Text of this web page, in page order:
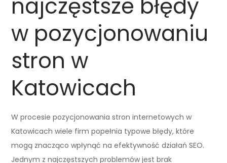
najczęstsze błędy
w pozycjonowaniu
stron w
Katowicach
W procesie pozycjonowania stron internetowych w
Katowicach wiele firm popełnia typowe błędy, które
mogą znacząco wpłynąć na efektywność działań SEO.
Jednym z najczęstszych problemów jest brak